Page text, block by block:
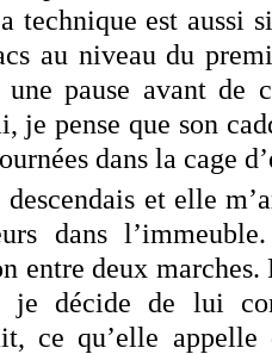
technique est aussi
au niveau du
pause avant de
je pense que son
dans la cage
et elle
dans
entre deux
je décide de lui
ce qu’elle